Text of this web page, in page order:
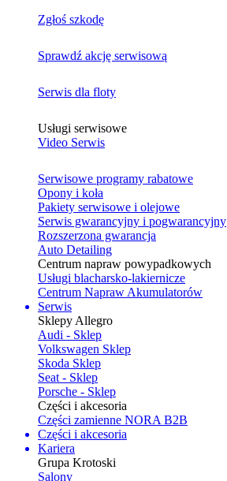
Zgłoś szkodę
Sprawdź akcję serwisową
Serwis dla floty
Usługi serwisowe
Video Serwis
Serwisowe programy rabatowe
Opony i koła
Pakiety serwisowe i olejowe
Serwis gwarancyjny i pogwarancyjny
Rozszerzona gwarancja
Auto Detailing
Centrum napraw powypadkowych
Usługi blacharsko-lakiernicze
Centrum Napraw Akumulatorów
Serwis
Sklepy Allegro
Audi - Sklep
Volkswagen Sklep
Skoda Sklep
Seat - Sklep
Porsche - Sklep
Części i akcesoria
Części zamienne NORA B2B
Części i akcesoria
Kariera
Grupa Krotoski
Salony